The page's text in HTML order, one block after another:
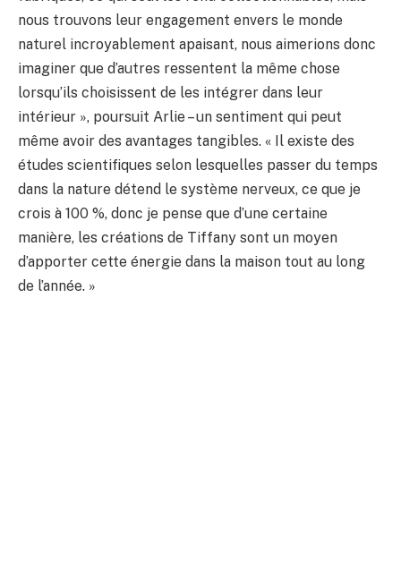
nous trouvons leur engagement envers le monde
naturel incroyablement apaisant, nous aimerions donc
imaginer que d’autres ressentent la même chose
lorsqu’ils choisissent de les intégrer dans leur
intérieur », poursuit Arlie – un sentiment qui peut
même avoir des avantages tangibles. « Il existe des
études scientifiques selon lesquelles passer du temps
dans la nature détend le système nerveux, ce que je
crois à 100 %, donc je pense que d’une certaine
manière, les créations de Tiffany sont un moyen
d’apporter cette énergie dans la maison tout au long
de l’année. »